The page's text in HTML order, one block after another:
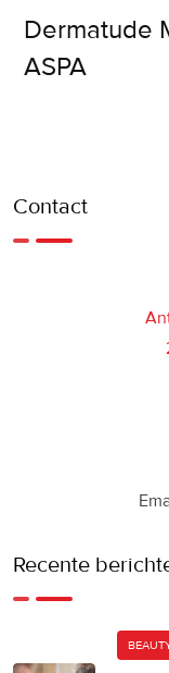
Dermatude
ASPA
Contact
Recente